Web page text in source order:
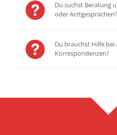
Du suchst Beratung
oder Arztgesprächen?
Du brauchst Hilfe
Korrespondenzen?